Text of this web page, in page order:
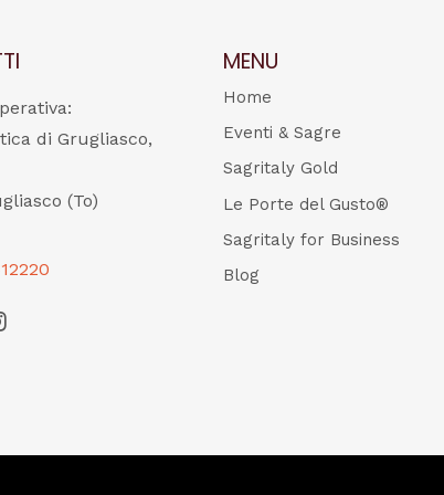
di Grugliasco,
(To)
MENU
Home
Eventi & Sagre
Sagritaly Gold
Le Porte del Gusto®
Sagritaly for Business
Blog